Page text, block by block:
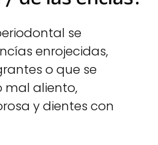
se
enrojecidas,
o que se
mal aliento,
y dientes con